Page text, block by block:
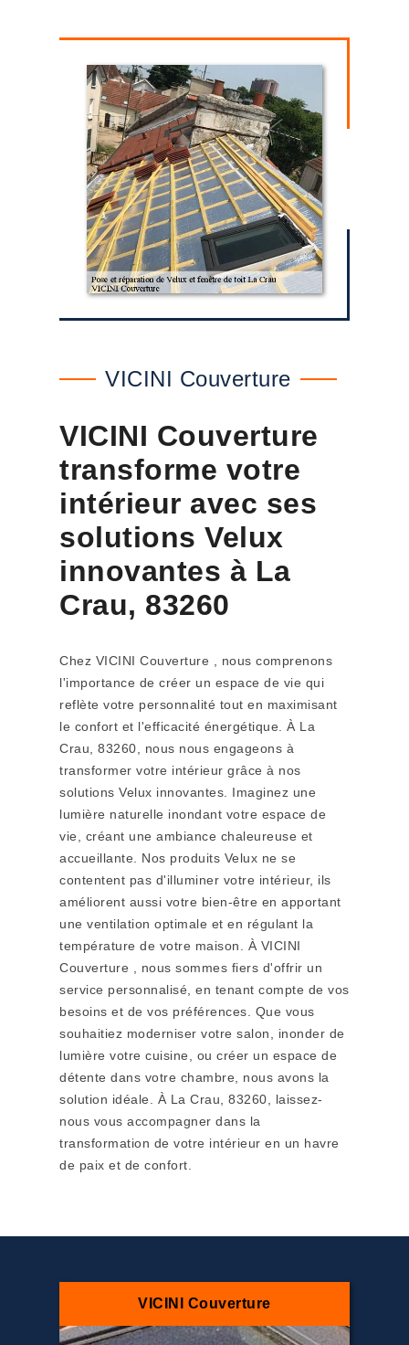
VICINI Couverture
VICINI Couverture
transforme votre
intérieur avec ses
solutions Velux
innovantes à La
Crau, 83260
Chez VICINI Couverture , nous comprenons
l'importance de créer un espace de vie qui
reflète votre personnalité tout en maximisant
le confort et l'efficacité énergétique. À La
Crau, 83260, nous nous engageons à
transformer votre intérieur grâce à nos
solutions Velux innovantes. Imaginez une
lumière naturelle inondant votre espace de
vie, créant une ambiance chaleureuse et
accueillante. Nos produits Velux ne se
contentent pas d'illuminer votre intérieur, ils
améliorent aussi votre bien-être en apportant
une ventilation optimale et en régulant la
température de votre maison. À VICINI
Couverture , nous sommes fiers d'offrir un
service personnalisé, en tenant compte de vos
besoins et de vos préférences. Que vous
souhaitiez moderniser votre salon, inonder de
lumière votre cuisine, ou créer un espace de
détente dans votre chambre, nous avons la
solution idéale. À La Crau, 83260, laissez-
nous vous accompagner dans la
transformation de votre intérieur en un havre
de paix et de confort.
VICINI Couverture